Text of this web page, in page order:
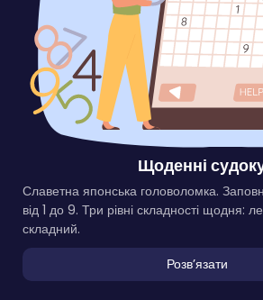
Щоденні
Славетна японська головоломка.
від 1 до 9. Три рівні складності щодня:
складний.
Розвʼязати